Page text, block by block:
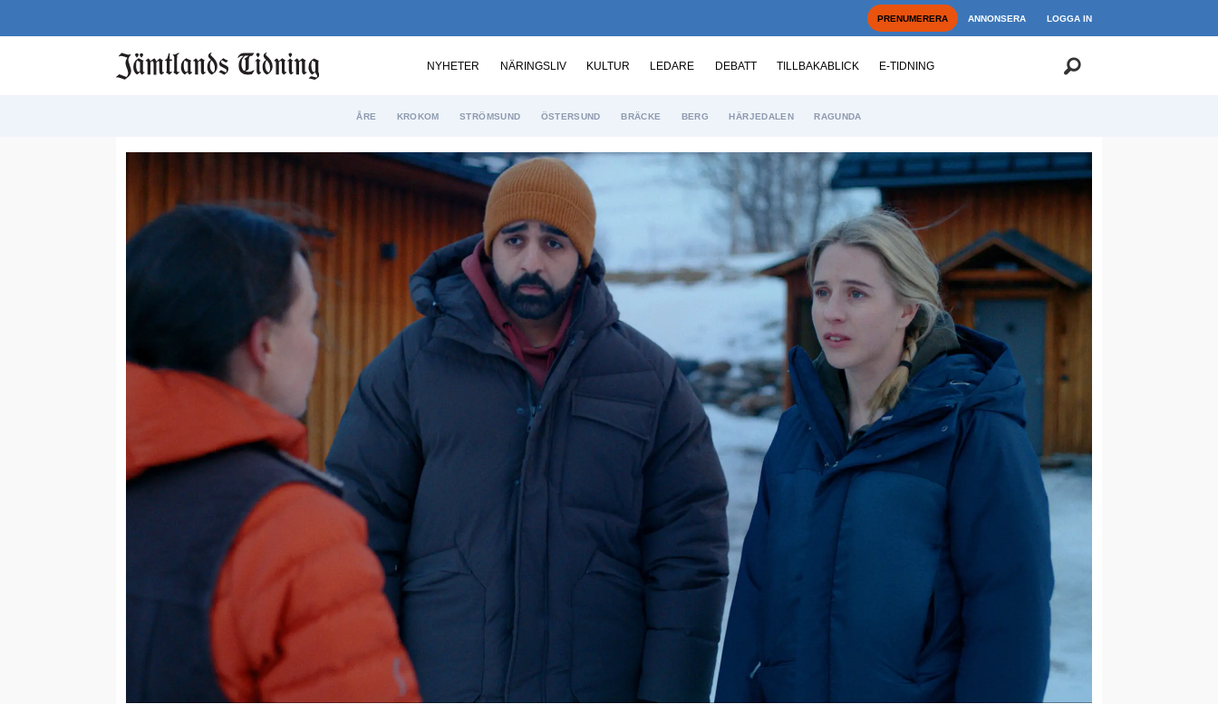
PRENUMERERA ANNONSERA LOGGA IN
NYHETER NÄRINGSLIV KULTUR LEDARE DEBATT TILLBAKABLICK E-TIDNING
ÅRE KROKOM STRÖMSUND ÖSTERSUND BRÄCKE BERG HÄRJEDALEN RAGUNDA